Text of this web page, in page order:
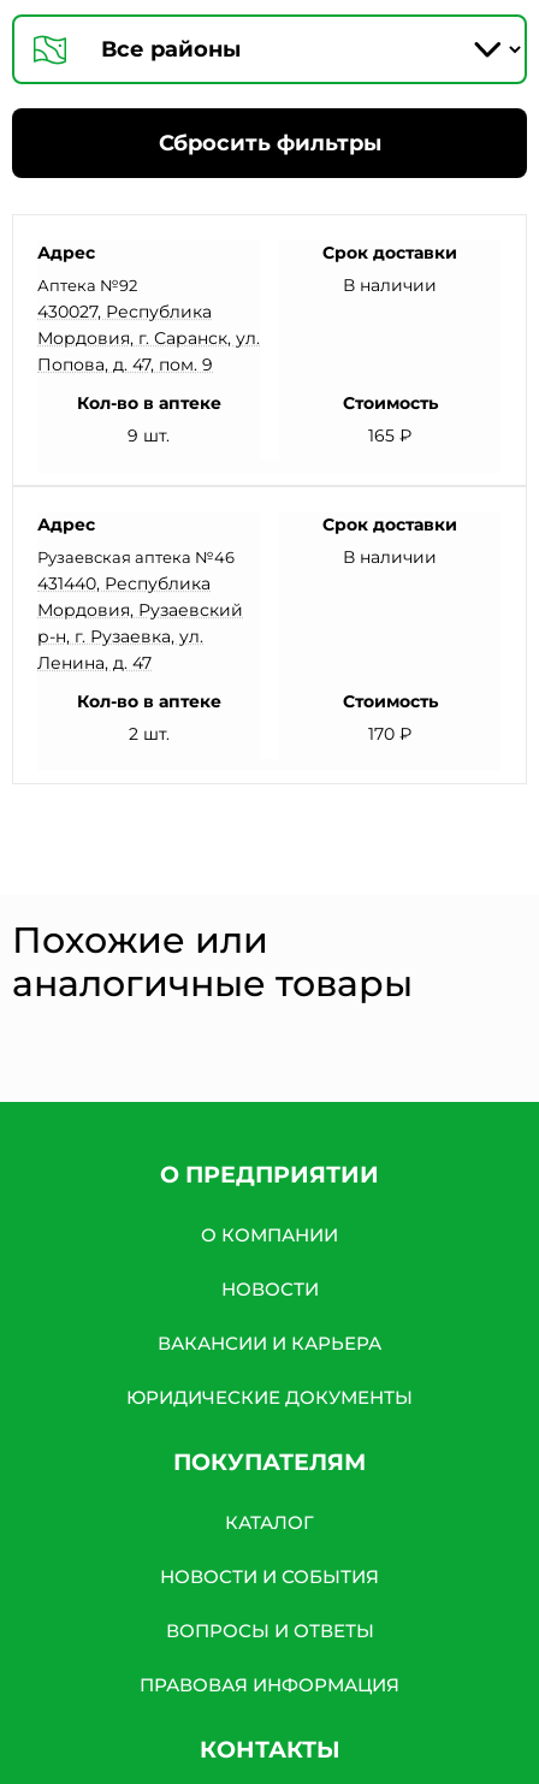
Сбросить фильтры
Адрес
Аптека №92
430027, Республика
Мордовия, г. Саранск, ул.
Попова, д. 47, пом. 9
Срок доставки
В наличии
Кол-во в аптеке
9 шт.
Стоимость
165 ₽
Адрес
Рузаевская аптека №46
431440, Республика
Мордовия, Рузаевский
р-н, г. Рузаевка, ул.
Ленина, д. 47
Срок доставки
В наличии
Кол-во в аптеке
2 шт.
Стоимость
170 ₽
Похожие или
аналогичные товары
О ПРЕДПРИЯТИИ
О КОМПАНИИ
НОВОСТИ
ВАКАНСИИ И КАРЬЕРА
ЮРИДИЧЕСКИЕ ДОКУМЕНТЫ
ПОКУПАТЕЛЯМ
КАТАЛОГ
НОВОСТИ И СОБЫТИЯ
ВОПРОСЫ И ОТВЕТЫ
ПРАВОВАЯ ИНФОРМАЦИЯ
КОНТАКТЫ